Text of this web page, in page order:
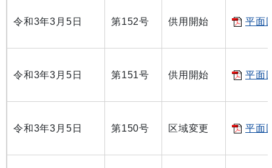
令和3年3月5日 第152号 供用開始 平面
令和3年3月5日 第151号 供用開始 平面
令和3年3月5日 第150号 区域変更 平面